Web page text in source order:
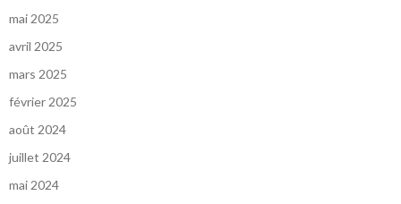
mai 2025
avril 2025
mars 2025
février 2025
août 2024
juillet 2024
mai 2024